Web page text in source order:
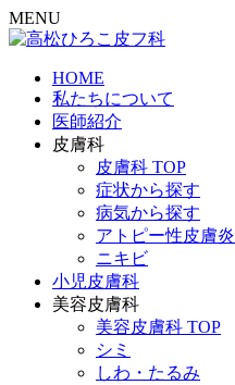
MENU
HOME
私たちについて
医師紹介
皮膚科
皮膚科 TOP
症状から探す
病気から探す
アトピー性皮膚炎
ニキビ
小児皮膚科
美容皮膚科
美容皮膚科 TOP
シミ
しわ・たるみ